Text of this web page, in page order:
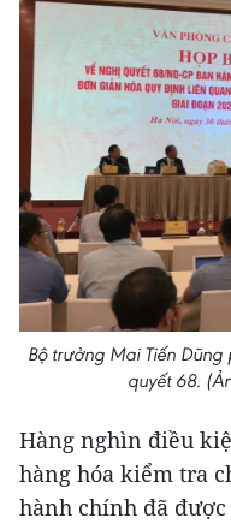
Bộ trưởng Mai Tiến
quyết 68.
Hàng nghìn điều
hàng hóa kiểm tra
hành chính đã